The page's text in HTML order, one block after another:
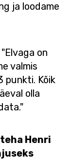
ja loodame
"Elvaga on
valmis
punkti. Kõik
olla
Henri